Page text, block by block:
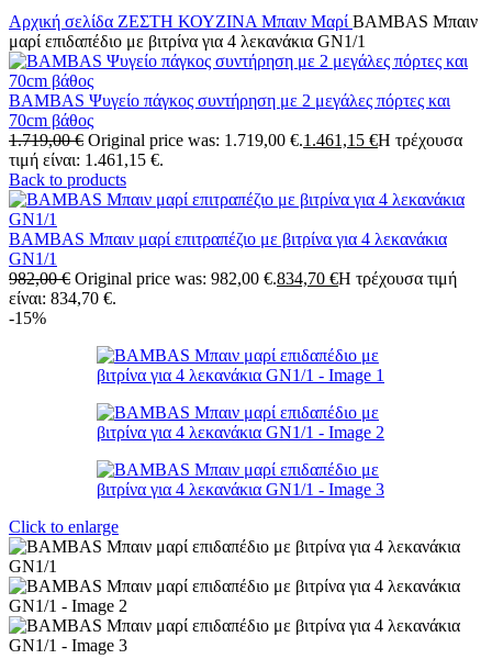
Αρχική σελίδα ΖΕΣΤΗ ΚΟΥΖΙΝΑ Μπαιν Μαρί BAMBAS Μπαιν
μαρί επιδαπέδιο με βιτρίνα για 4 λεκανάκια GN1/1
BAMBAS Ψυγείο πάγκος συντήρηση με 2 μεγάλες πόρτες και
70cm βάθος
1.719,00€ Original price was: 1.719,00 €.1.461,15 €Η τρέχουσα
τιμή είναι: 1.461,15 €.
Back to products
BAMBAS Μπαιν μαρί επιτραπέζιο με βιτρίνα για 4 λεκανάκια
GN1/1
982,00€ Original price was: 982,00 €.834,70 €Η τρέχουσα τιμή
είναι: 834,70 €.
-15%
Click to enlarge